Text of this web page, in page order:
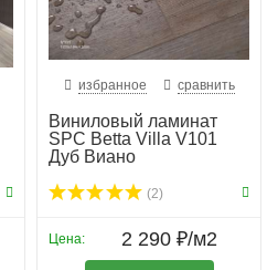
избранное сравнить
Виниловый ламинат
SPC Betta Villa V101
Дуб Виано
(2)
Цена: 2 290 ₽/м2